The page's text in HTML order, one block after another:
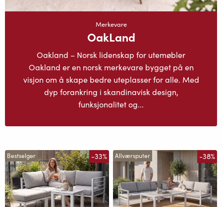
Merkevare
OakLand
Oakland – Norsk lidenskap for utemøbler
Oakland er en norsk merkevare bygget på en
visjon om å skape bedre uteplasser for alle. Med
dyp forankring i skandinavisk design,
funksjonalitet og...
Bestselger -33% Allværsputer -38%